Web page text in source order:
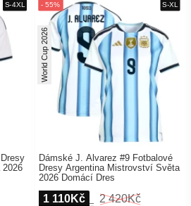
Dámské J. Alvarez #9 Fotbalové
Dresy Argentina Mistrovství Světa
2026 Domácí Dres
World Cup 2026
1 110Kč 2 420Kč